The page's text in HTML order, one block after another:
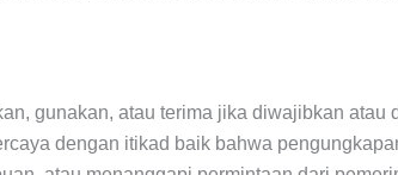
gunakan, atau terima jika diwajibkan
dengan itikad baik bahwa